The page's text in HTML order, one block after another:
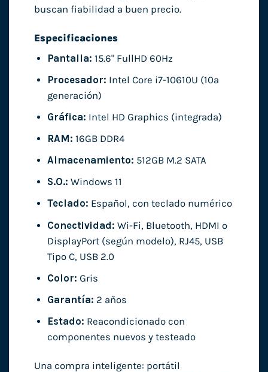
buscan fiabilidad a buen precio.
Especificaciones
Pantalla: 15.6" FullHD 60Hz
Procesador: Intel Core i7-10610U (10ª
generación)
Gráfica: Intel HD Graphics (integrada)
RAM: 16GB DDR4
Almacenamiento: 512GB M.2 SATA
S.O.: Windows 11
Teclado: Español, con teclado numérico
Conectividad: Wi-Fi, Bluetooth, HDMI o
DisplayPort (según modelo), RJ45, USB
Tipo C, USB 2.0
Color: Gris
Garantía: 2 años
Estado: Reacondicionado con
componentes nuevos y testeado
Una compra inteligente: portátil